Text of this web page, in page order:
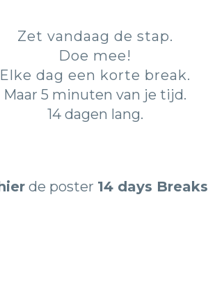
Zet vandaag de stap.
Doe mee!
Elke dag een korte break.
Maar 5 minuten van je tijd.
14 dagen lang.
de poster 14 days Breaks